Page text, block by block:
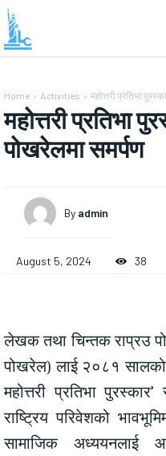
Home Activities महोत्तरी प्रतिभा
महोत्तरी प्रतिभा
पोखरेलमा समर्पण
By admin
August 5, 2024 38
लेखक तथा चिन्तक राप्रउ
पोखरेल) लाई २०८१ सालको
महोत्तरी प्रतिभा
राष्ट्रिय परिवेशको
सामाजिक अध्ययनलाई